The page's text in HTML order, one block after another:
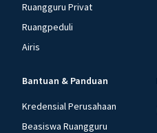
Ruangguru Privat
Ruangpeduli
Airis
Bantuan & Panduan
Kredensial Perusahaan
Beasiswa Ruangguru